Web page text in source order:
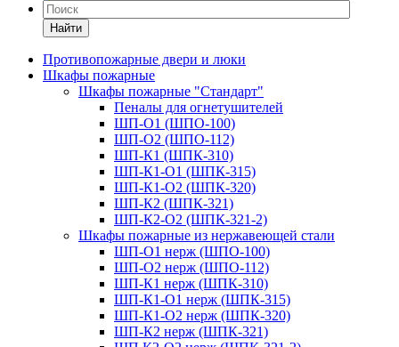
Найти
Противопожарные двери и люки
Шкафы пожарные
Шкафы пожарные "Стандарт"
Пеналы для огнетушителей
ШП-О1 (ШПО-100)
ШП-О2 (ШПО-112)
ШП-К1 (ШПК-310)
ШП-К1-О1 (ШПК-315)
ШП-К1-О2 (ШПК-320)
ШП-К2 (ШПК-321)
ШП-К2-О2 (ШПК-321-2)
Шкафы пожарные из нержавеющей стали
ШП-О1 нерж (ШПО-100)
ШП-О2 нерж (ШПО-112)
ШП-К1 нерж (ШПК-310)
ШП-К1-О1 нерж (ШПК-315)
ШП-К1-О2 нерж (ШПК-320)
ШП-К2 нерж (ШПК-321)